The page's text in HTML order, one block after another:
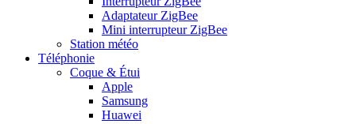
Adaptateur ZigBee
Mini interrupteur ZigBee
Station météo
Téléphonie
Coque & Étui
Apple
Samsung
Huawei